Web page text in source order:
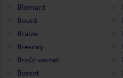
Blomard
Boucé
Braize
Bresnay
Broût-vernet
Busset